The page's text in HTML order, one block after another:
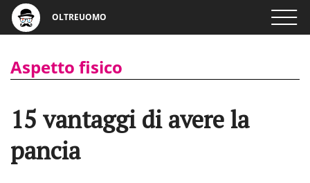
OLTREUOMO
Aspetto fisico
15 vantaggi di avere la
pancia